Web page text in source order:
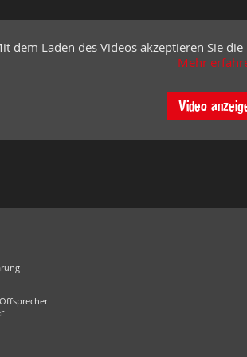
dem Laden des Videos akzeptieren Sie
Mehr
Video